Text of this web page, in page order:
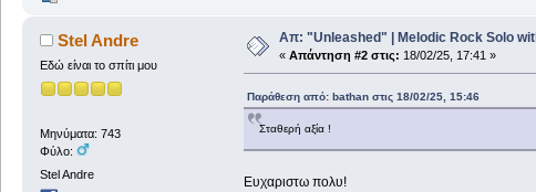
Stel Andre
Εδώ είναι το σπίτι μου
Μηνύματα: 743
Φύλο:
Stel Andre
Απ: "Unleashed" | Melodic Rock Solo
« Απάντηση #2 στις: 18/02/25, 17:41 »
Παράθεση από: bathan στις 18/02/25, 15:46
Σταθερή αξία !
Ευχαριστω πολυ!